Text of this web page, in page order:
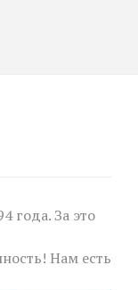
года. За это
Нам есть